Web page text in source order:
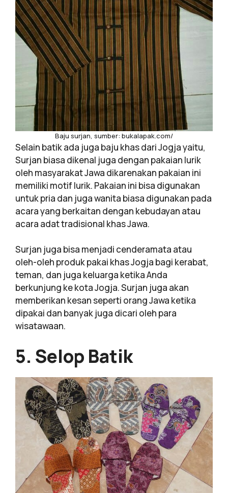
Baju surjan, sumber: bukalapak.com/
Selain batik ada juga baju khas dari Jogja yaitu,
Surjan biasa dikenal juga dengan pakaian lurik
oleh masyarakat Jawa dikarenakan pakaian ini
memiliki motif lurik. Pakaian ini bisa digunakan
untuk pria dan juga wanita biasa digunakan pada
acara yang berkaitan dengan kebudayan atau
acara adat tradisional khas Jawa.
Surjan juga bisa menjadi cenderamata atau
oleh-oleh produk pakai khas Jogja bagi kerabat,
teman, dan juga keluarga ketika Anda
berkunjung ke kota Jogja. Surjan juga akan
memberikan kesan seperti orang Jawa ketika
dipakai dan banyak juga dicari oleh para
wisatawaan.
5. Selop Batik